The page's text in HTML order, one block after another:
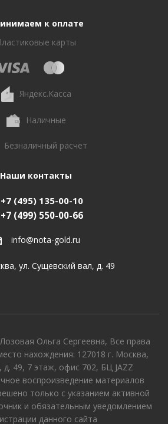
к оплате
карты
Яндекс.Касса
Наличные
Безналичный расчет
Наши контакты
+7 (495) 135-00-10
+7 (499) 550-00-66
info@nota-gold.ru
ул. Сущевский вал, д. 49
Ольга Сергеевна, Все права
нахождения: 127018 г. Москва,
д. 49, 7 этаж, офис 702, БЦ JAZZ
воспроизведение материалов
только с указанием активной
и обязательным уведомлением
данного сайта